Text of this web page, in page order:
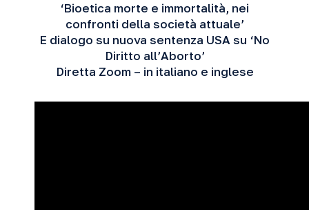
‘Bioetica morte e immortalità, nei
confronti della società attuale’
E dialogo su nuova sentenza USA su ‘No
Diritto all’Aborto’
Diretta Zoom – in italiano e inglese